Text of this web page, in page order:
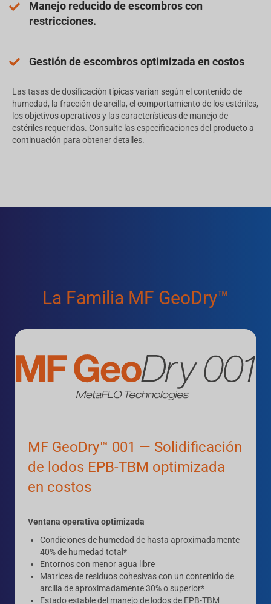
Manejo reducido de escombros con
restricciones.
Gestión de escombros optimizada en costos
Las tasas de dosificación típicas varían según el contenido de
humedad, la fracción de arcilla, el comportamiento de los estériles,
los objetivos operativos y las características de manejo de
estériles requeridas. Consulte las especificaciones del producto a
continuación para obtener detalles.
La Familia MF GeoDry™
MF GeoDry™ 001 — Solidificación
de lodos EPB-TBM optimizada
en costos
Ventana operativa optimizada
Condiciones de humedad de hasta aproximadamente
40% de humedad total*
Entornos con menor agua libre
Matrices de residuos cohesivas con un contenido de
arcilla de aproximadamente 30% o superior*
Estado estable del manejo de lodos de EPB-TBM